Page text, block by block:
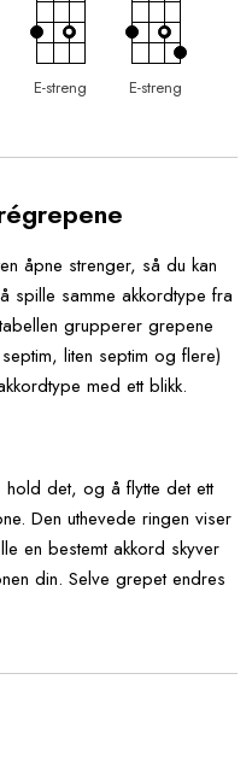
E-streng E-streng
åpne strenger, så du kan
spille samme akkordtype fra
grupperer grepene
liten septim og flere)
med ett blikk.
hold det, og å flytte det ett
Den uthevede ringen viser
en bestemt akkord skyver
din. Selve grepet endres